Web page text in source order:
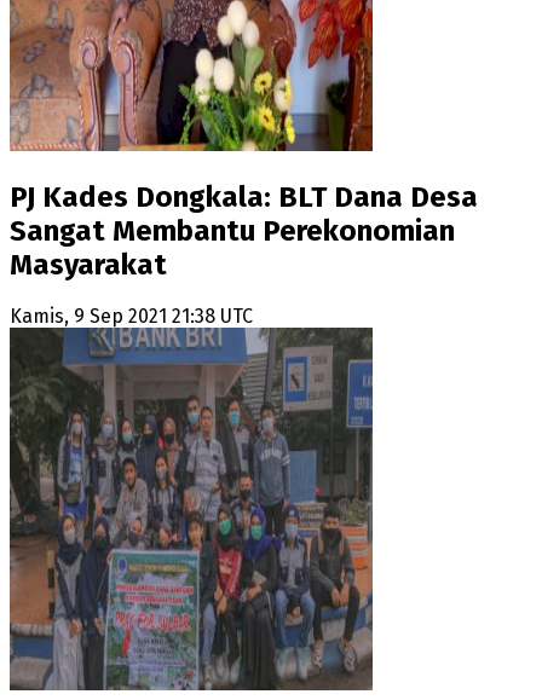
PJ Kades Dongkala: BLT Dana Desa
Sangat Membantu Perekonomian
Masyarakat
Kamis, 9 Sep 2021 21:38 UTC